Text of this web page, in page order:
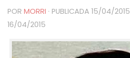
POR MORRI · PUBLICADA 15/04/2015
16/04/2015